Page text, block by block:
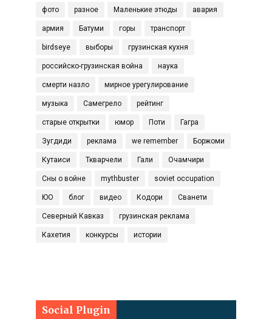
фото разное Маленькие этюды авария
армия Батуми горы транспорт
birdseye выборы грузинская кухня
российско-грузинская война наука
смерти назло мирное урегулирование
музыка Самегрело рейтинг
старые открытки юмор Поти Гагра
Зугдиди реклама we remember Боржоми
Кутаиси Ткварчели Гали Очамчири
Сны о войне mythbuster soviet occupation
ЮО блог видео Кодори Сванети
Северный Кавказ грузинская реклама
Кахетия конкурсы истории
Social Plugin